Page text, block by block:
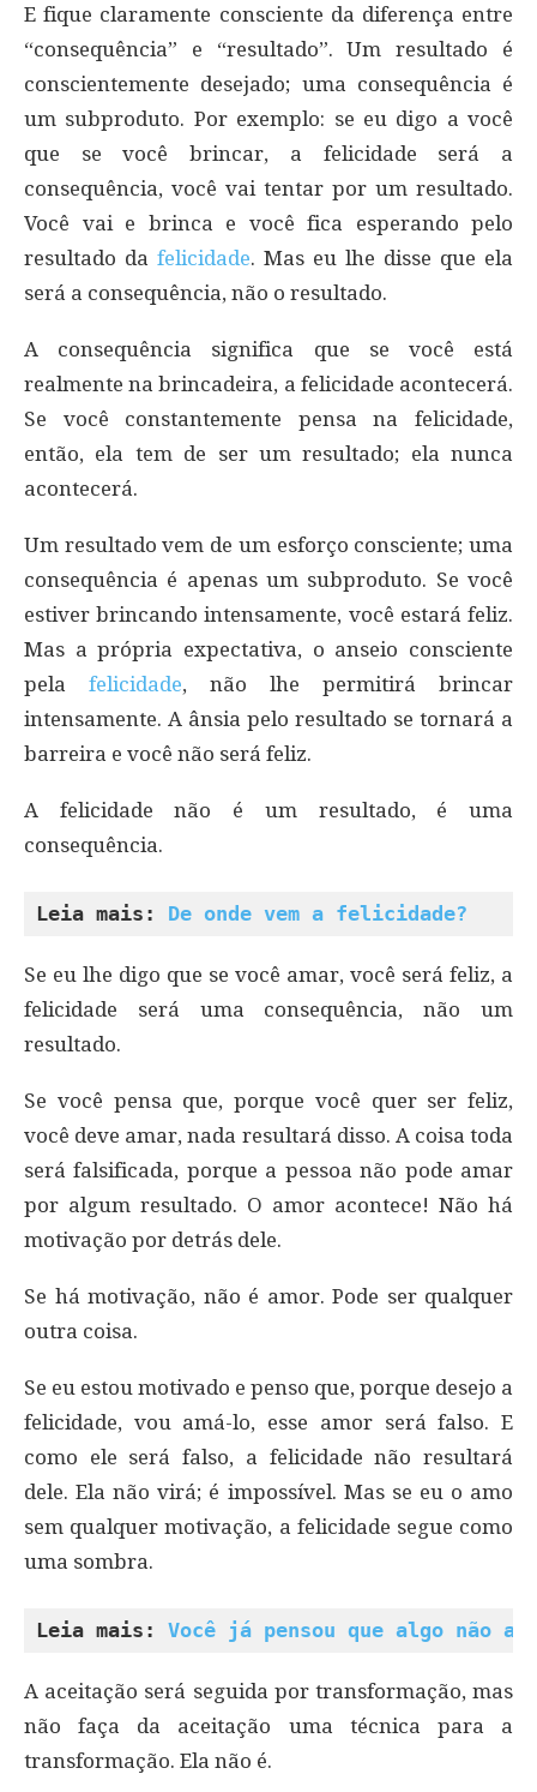
E fique claramente consciente da diferença entre
“consequência” e “resultado”. Um resultado é
conscientemente desejado; uma consequência é
um subproduto. Por exemplo: se eu digo a você
que se você brincar, a felicidade será a
consequência, você vai tentar por um resultado.
Você vai e brinca e você fica esperando pelo
resultado da felicidade. Mas eu lhe disse que ela
será a consequência, não o resultado.
A consequência significa que se você está
realmente na brincadeira, a felicidade acontecerá.
Se você constantemente pensa na felicidade,
então, ela tem de ser um resultado; ela nunca
acontecerá.
Um resultado vem de um esforço consciente; uma
consequência é apenas um subproduto. Se você
estiver brincando intensamente, você estará feliz.
Mas a própria expectativa, o anseio consciente
pela felicidade, não lhe permitirá brincar
intensamente. A ânsia pelo resultado se tornará a
barreira e você não será feliz.
A felicidade não é um resultado, é uma
consequência.
Leia mais: De onde vem a felicidade?
Se eu lhe digo que se você amar, você será feliz, a
felicidade será uma consequência, não um
resultado.
Se você pensa que, porque você quer ser feliz,
você deve amar, nada resultará disso. A coisa toda
será falsificada, porque a pessoa não pode amar
por algum resultado. O amor acontece! Não há
motivação por detrás dele.
Se há motivação, não é amor. Pode ser qualquer
outra coisa.
Se eu estou motivado e penso que, porque desejo a
felicidade, vou amá-lo, esse amor será falso. E
como ele será falso, a felicidade não resultará
dele. Ela não virá; é impossível. Mas se eu o amo
sem qualquer motivação, a felicidade segue como
uma sombra.
Leia mais: Você já pensou que algo não
A aceitação será seguida por transformação, mas
não faça da aceitação uma técnica para a
transformação. Ela não é.